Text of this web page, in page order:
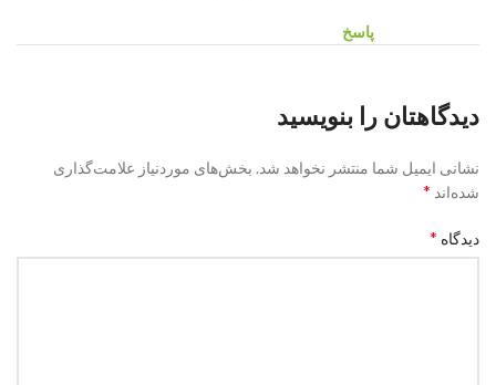
پاسخ
دیدگاهتان را بنویسید
نشانی ایمیل شما منتشر نخواهد شد. بخش‌های موردنیاز علامت‌گذاری
شده‌اند *
دیدگاه *